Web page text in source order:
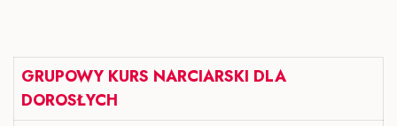
GRUPOWY KURS NARCIARSKI DLA
DOROSŁYCH